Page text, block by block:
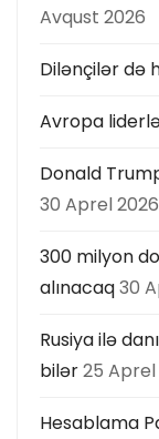
Avqust 2026
Dilənçilər də
Avropa
Donald
30 Aprel 2026
300 milyon
alınacaq30
Rusiya ilə
bilər25 Aprel
Hesablama